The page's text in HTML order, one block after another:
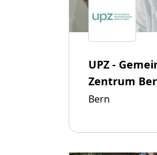
UPZ -
Zentrum
Bern